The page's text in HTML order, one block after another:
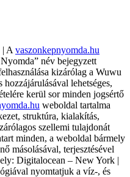
A vaszonkepnyomda.hu
név bejegyzett
kizárólag a Wuwu
lehetséges,
kerül sor minden jogsértő
weboldal tartalma
struktúra, kialakítás,
szellemi tulajdonát
minden, a weboldal bármely
másolásával, terjesztésével
Digitalocean – New York |
nyomtatjuk a víz-, és